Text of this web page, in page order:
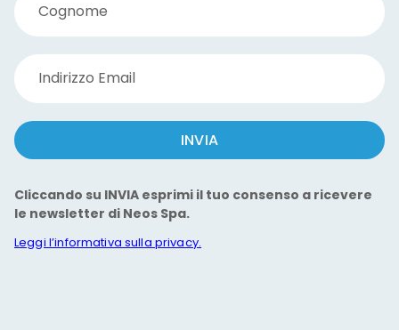
Cognome
Indirizzo Email
INVIA
Cliccando su INVIA esprimi il tuo consenso a ricevere
le newsletter di Neos Spa.
Leggi l’informativa sulla privacy.